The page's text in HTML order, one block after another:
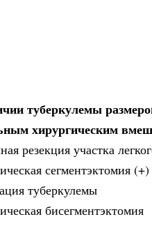
туберкулемы
хирургическим
резекция участка
сегментэктомия (+)
туберкулемы
бисегментэктомия